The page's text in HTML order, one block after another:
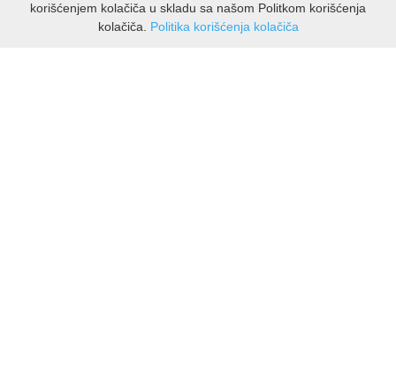
korišćenjem kolačiča u skladu sa našom Politkom korišćenja
kolačiča. Politika korišćenja kolačiča